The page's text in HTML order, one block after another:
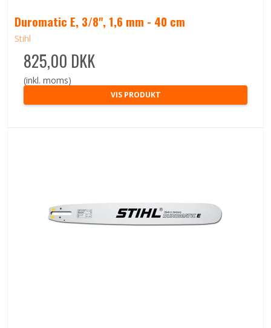
Duromatic E, 3/8", 1,6 mm - 40 cm
Stihl
825,00 DKK
(inkl. moms)
VIS PRODUKT